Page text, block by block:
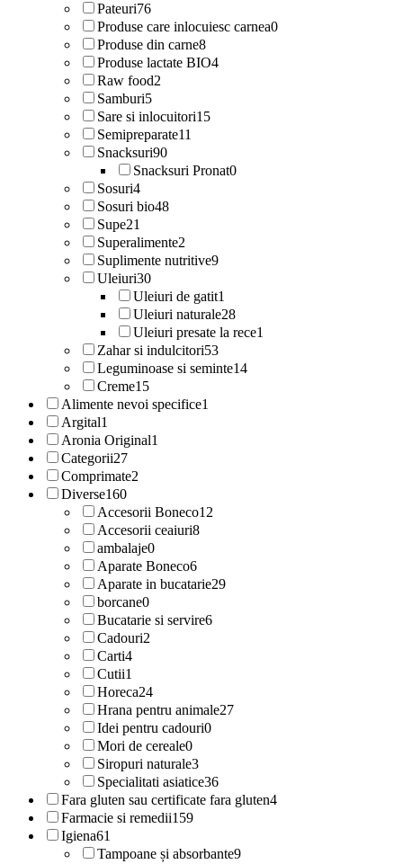
Pateuri76
Produse care inlocuiesc carnea0
Produse din carne8
Produse lactate BIO4
Raw food2
Samburi5
Sare si inlocuitori15
Semipreparate11
Snacksuri90
Snacksuri Pronat0
Sosuri4
Sosuri bio48
Supe21
Superalimente2
Suplimente nutritive9
Uleiuri30
Uleiuri de gatit1
Uleiuri naturale28
Uleiuri presate la rece1
Zahar si indulcitori53
Leguminoase si seminte14
Creme15
Alimente nevoi specifice1
Argital1
Aronia Original1
Categorii27
Comprimate2
Diverse160
Accesorii Boneco12
Accesorii ceaiuri8
ambalaje0
Aparate Boneco6
Aparate in bucatarie29
borcane0
Bucatarie si servire6
Cadouri2
Carti4
Cutii1
Horeca24
Hrana pentru animale27
Idei pentru cadouri0
Mori de cereale0
Siropuri naturale3
Specialitati asiatice36
Fara gluten sau certificate fara gluten4
Farmacie si remedii159
Igiena61
Tampoane și absorbante9